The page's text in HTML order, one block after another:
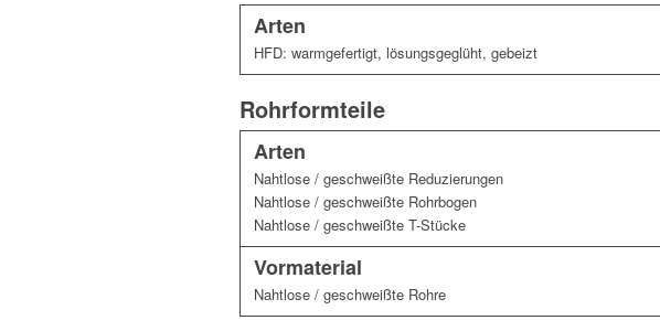
Arten
HFD: warmgefertigt, lösungsgeglüht, gebeizt
Rohrformteile
Arten
Nahtlose / geschweißte Reduzierungen
Nahtlose / geschweißte Rohrbogen
Nahtlose / geschweißte T-Stücke
Vormaterial
Nahtlose / geschweißte Rohre